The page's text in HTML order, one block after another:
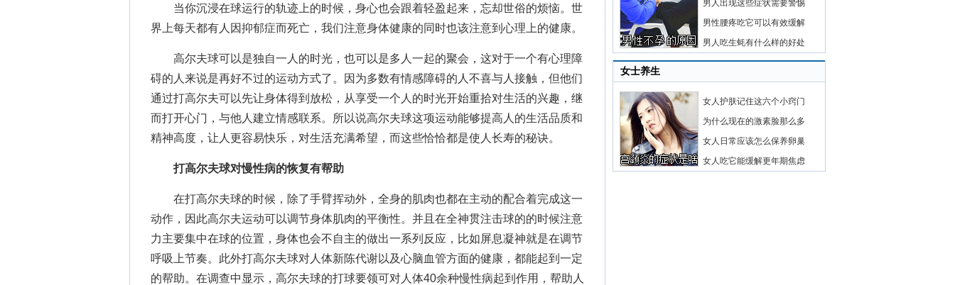
当你沉浸在球运行的轨迹上的时候，身心也会跟着轻盈起来，忘却世俗的烦恼。世
界上每天都有人因抑郁症而死亡，我们注意身体健康的同时也该注意到心理上的健康。
高尔夫球可以是独自一人的时光，也可以是多人一起的聚会，这对于一个有心理障
碍的人来说是再好不过的运动方式了。因为多数有情感障碍的人不喜与人接触，但他们
通过打高尔夫可以先让身体得到放松，从享受一个人的时光开始重拾对生活的兴趣，继
而打开心门，与他人建立情感联系。所以说高尔夫球这项运动能够提高人的生活品质和
精神高度，让人更容易快乐，对生活充满希望，而这些恰恰都是使人长寿的秘诀。
打高尔夫球对慢性病的恢复有帮助
在打高尔夫球的时候，除了手臂挥动外，全身的肌肉也都在主动的配合着完成这一
动作，因此高尔夫运动可以调节身体肌肉的平衡性。并且在全神贯注击球的的时候注意
力主要集中在球的位置，身体也会不自主的做出一系列反应，比如屏息凝神就是在调节
呼吸上节奏。此外打高尔夫球对人体新陈代谢以及心脑血管方面的健康，都能起到一定
的帮助。在调查中显示，高尔夫球的打球要领可对人体40余种慢性病起到作用，帮助人
男人出现这些症状需要警惕
男性腰疼吃它可以有效缓解
男人吃生蚝有什么样的好处
女士养生
女人护肤记住这六个小窍门
为什么现在的激素脸那么多
女人日常应该怎么保养卵巢
女人吃它能缓解更年期焦虑